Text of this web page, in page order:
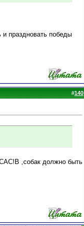
и праздновать победы
#140
,собак должно быть